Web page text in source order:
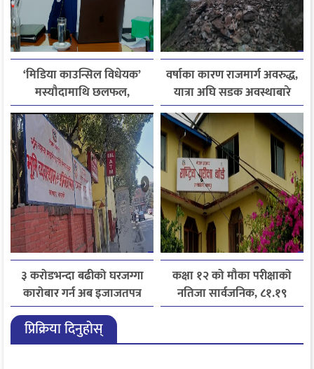
‘मिडिया काउन्सिल विधेयक’
मस्यौदामाथि छलफल,
एआईदेखि पत्रकारको
लाइसेन्ससम्मका विषयमा
सुझाव
वर्षाका कारण राजमार्ग अवरुद्ध,
यात्रा अघि सडक अवस्थाबारे
जानकारी लिन आग्रह
३ करोडभन्दा बढीको घरजग्गा
कारोबार गर्न अब इजाजतपत्र
अनिवार्य
कक्षा १२ को मौका परीक्षाको
नतिजा सार्वजनिक, ८१.१९
प्रतिशत विद्यार्थी उत्तीर्ण
प्रिक्रिया दिनुहोस्